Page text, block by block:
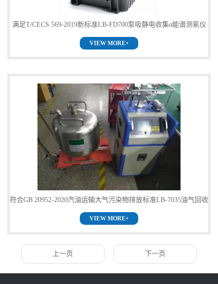
满足T/CECS 569-2019新标准LB-FD700泵吸静电收集α能谱测氡仪
直销
VIEW MORE+
符合GB 20952-2020汽油运输大气污染物排放标准LB-7035油气回收
多参数检测仪大量
VIEW MORE+
上一页 下一页